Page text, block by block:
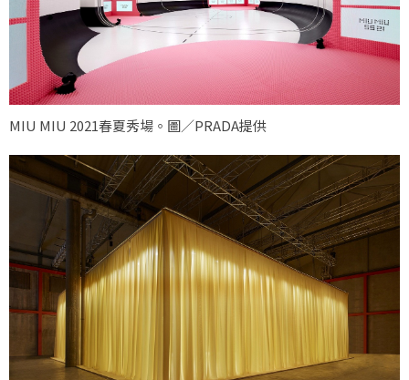
MIU MIU 2021春夏秀場。圖／PRADA提供